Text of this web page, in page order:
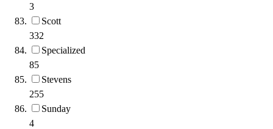
3
Scott
332
Specialized
85
Stevens
255
Sunday
4